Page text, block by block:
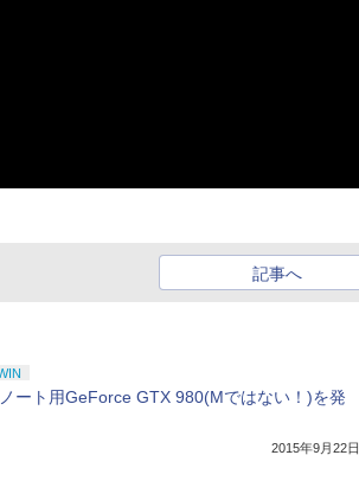
記事へ
ート用GeForce GTX 980(Mではない！)を発
2015年9月22日